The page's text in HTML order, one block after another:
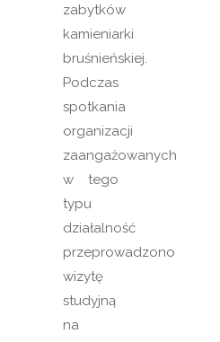
zabytków
kamieniarki
bruśnieńskiej.
Podczas
spotkania
organizacji
zaangażowanych
w tego
typu
działalność
przeprowadzono
wizytę
studyjną
na